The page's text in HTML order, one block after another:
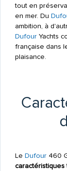
tout en
en mer. Du
ambition, à
DufourYachts
française dans
plaisance.
Le Dufour460
caractéristiques